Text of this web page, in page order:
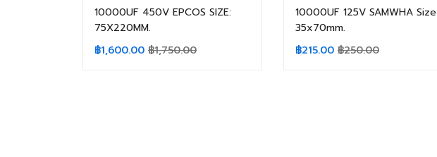
10000UF 450V EPCOS SIZE:
75X220MM.
฿1,600.00 ฿1,750.00
10000UF 125V SAMWHA Size
35x70mm.
฿215.00 ฿250.00